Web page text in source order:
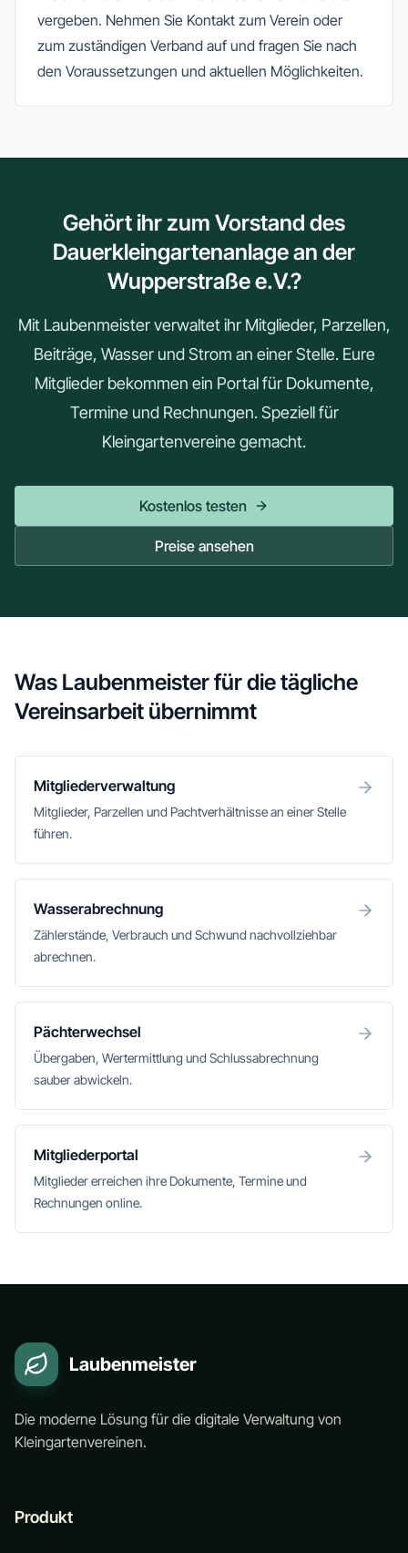
vergeben. Nehmen Sie Kontakt zum Verein oder
zum zuständigen Verband auf und fragen Sie nach
den Voraussetzungen und aktuellen Möglichkeiten.
Gehört ihr zum Vorstand des
Dauerkleingartenanlage an der
Wupperstraße e.V.?
Mit Laubenmeister verwaltet ihr Mitglieder, Parzellen,
Beiträge, Wasser und Strom an einer Stelle. Eure
Mitglieder bekommen ein Portal für Dokumente,
Termine und Rechnungen. Speziell für
Kleingartenvereine gemacht.
Kostenlos testen
Preise ansehen
Was Laubenmeister für die tägliche
Vereinsarbeit übernimmt
Mitgliederverwaltung
Mitglieder, Parzellen und Pachtverhältnisse an einer Stelle
führen.
Wasserabrechnung
Zählerstände, Verbrauch und Schwund nachvollziehbar
abrechnen.
Pächterwechsel
Übergaben, Wertermittlung und Schlussabrechnung
sauber abwickeln.
Mitgliederportal
Mitglieder erreichen ihre Dokumente, Termine und
Rechnungen online.
Laubenmeister
Die moderne Lösung für die digitale Verwaltung von
Kleingartenvereinen.
Produkt